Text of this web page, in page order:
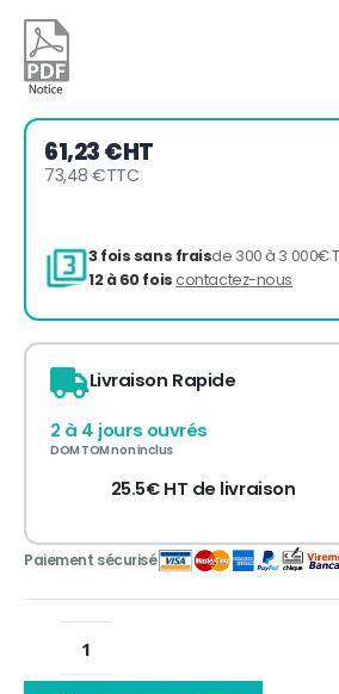
61,23 €HT
73,48 €TTC
12 à 60 foiscontactez-nous
Livraison Rapide
2 à 4 jours ouvrés
DOM TOM non inclus
25.5€ HT de livraison